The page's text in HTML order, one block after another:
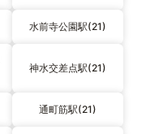
水前寺公園駅(21)
神水交差点駅(21)
通町筋駅(21)